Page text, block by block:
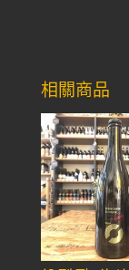
相關商品